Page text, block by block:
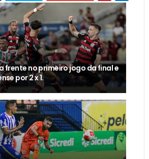
frente no primeiro jogo da final e
por 2 x 1.